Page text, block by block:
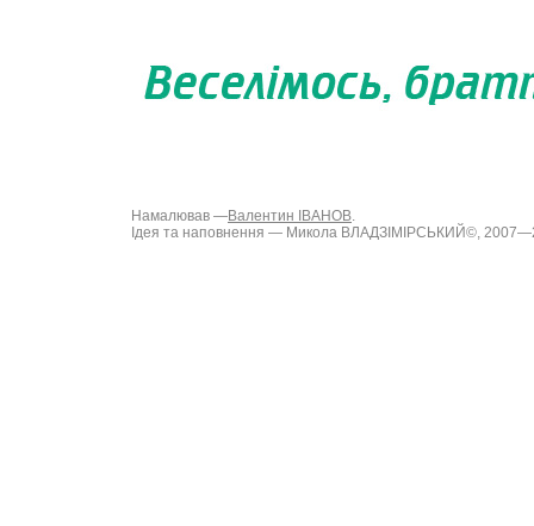
Намалював —Валентин ІВАНОВ.
Ідея та наповнення — Микола ВЛАДЗІМІРСЬКИЙ©,